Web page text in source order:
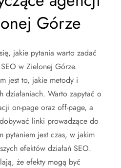
Górze
jakie pytania warto zadać
w Zielonej Górze.
jest to, jakie metody i
działaniach. Warto zapytać o
on-page oraz off-page, a
linki prowadzące do
pytaniem jest czas, w jakim
efektów działań SEO.
że efekty mogą być